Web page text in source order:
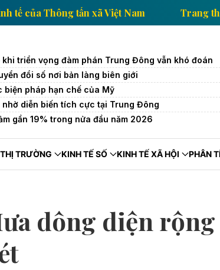
tin kinh tế của Thông tấn xã Việt Nam
triển vọng đàm phán Trung Đông vẫn khó đoán
đổi số nơi bản làng biên giới
biện pháp hạn chế của Mỹ
diễn biến tích cực tại Trung Đông
gần 19% trong nửa đầu năm 2026
THỊ TRƯỜNG KINH TẾ SỐ KINH TẾ XÃ HỘI PHÂN
dông diện rộng